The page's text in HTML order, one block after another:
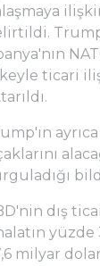
ticari
dış
yüzde
milyar